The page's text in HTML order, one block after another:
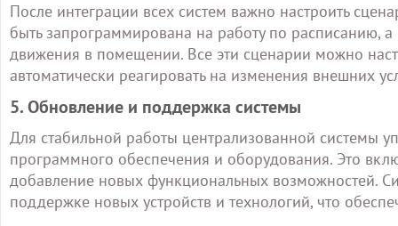
После интеграции всех систем важно настроить
быть запрограммирована на работу по расписанию,
движения в помещении. Все эти сценарии можно
автоматически реагировать на изменения внешних
5. Обновление и поддержка системы
Для стабильной работы централизованной системы
программного обеспечения и оборудования. Это
добавление новых функциональных возможностей.
поддержке новых устройств и технологий, что